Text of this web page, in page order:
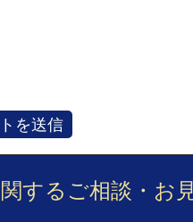
するご相談・お